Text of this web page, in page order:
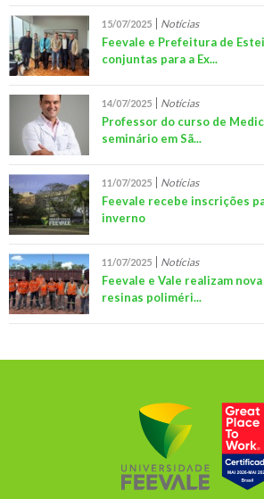
15/07/2025 Notícias
Feevale e Prefeitura de
conjuntas para a Ex...
14/07/2025 Notícias
Professor do curso de
seminário em Sã...
11/07/2025 Notícias
Feevale recebe inscrições
inverno
11/07/2025 Notícias
Feevale e Vale realizam
resinas poliméri...